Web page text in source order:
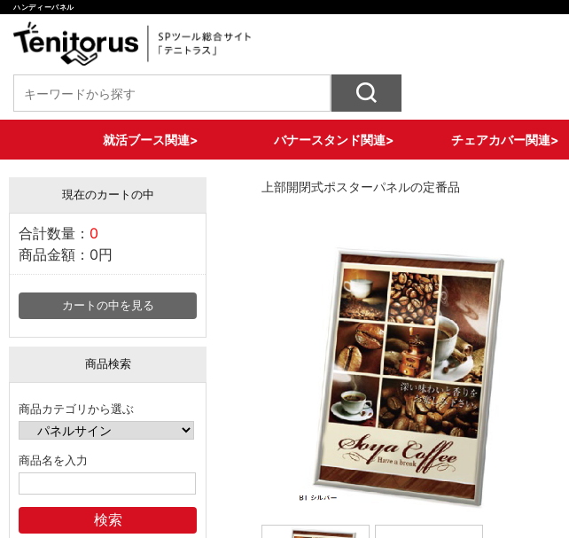
ハンディーパネル
就活ブース関連> バナースタンド関連>
X型バナー
ロール式バナー
大型サイズバナー
2WAYバナースタンド
チェアカバー関連>
ロングタイプ
ショートタイプ
ライトタイプ
ポケットタイプ
ドレスアップタイプ
メッシュポケットタイ
チェア備品
現在のカートの中
合計数量： 0
商品金額： 0円
カートの中を見る
商品検索
商品カテゴリから選ぶ
商品名を入力
上部開閉式ポスターパネルの定番品